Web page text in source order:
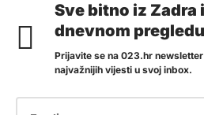
Sve bitno iz Zadra
dnevnom pregledu
Prijavite se na 023.hr
najvažnijih vijesti u svoj inbox.